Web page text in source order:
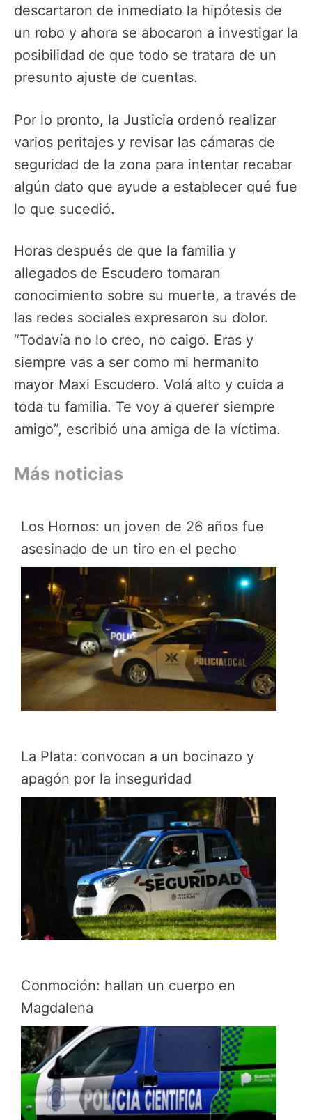
descartaron de inmediato la hipótesis de
un robo y ahora se abocaron a investigar la
posibilidad de que todo se tratara de un
presunto ajuste de cuentas.
Por lo pronto, la Justicia ordenó realizar
varios peritajes y revisar las cámaras de
seguridad de la zona para intentar recabar
algún dato que ayude a establecer qué fue
lo que sucedió.
Horas después de que la familia y
allegados de Escudero tomaran
conocimiento sobre su muerte, a través de
las redes sociales expresaron su dolor.
“Todavía no lo creo, no caigo. Eras y
siempre vas a ser como mi hermanito
mayor Maxi Escudero. Volá alto y cuida a
toda tu familia. Te voy a querer siempre
amigo”, escribió una amiga de la víctima.
Más noticias
Los Hornos: un joven de 26 años fue
asesinado de un tiro en el pecho
La Plata: convocan a un bocinazo y
apagón por la inseguridad
Conmoción: hallan un cuerpo en
Magdalena